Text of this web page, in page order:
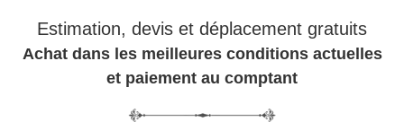
Estimation, devis et déplacement gratuits
Achat dans les meilleures conditions actuelles
et paiement au comptant